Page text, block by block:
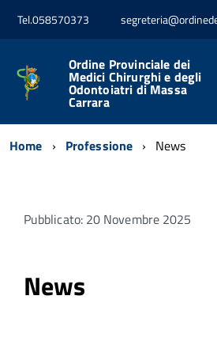
Tel.058570373
Ordine Provinciale dei
Medici Chirurghi e degli
Odontoiatri di Massa
Carrara
Home Professione News
Pubblicato: 20 Novembre 2025
News